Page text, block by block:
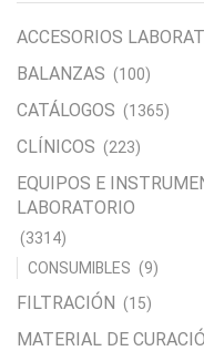
ACCESORIOS
BALANZAS (100)
CATÁLOGOS (1365)
CLÍNICOS (223)
EQUIPOS E
LABORATORIO
(3314)
CONSUMIBLES (9)
FILTRACIÓN (15)
MATERIAL DE